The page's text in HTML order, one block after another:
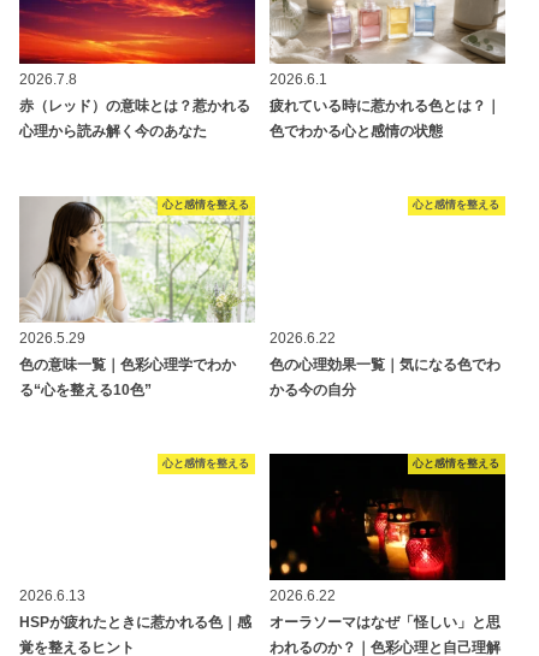
2026.7.8
赤（レッド）の意味とは？惹かれる
心理から読み解く今のあなた
2026.6.1
疲れている時に惹かれる色とは？｜
色でわかる心と感情の状態
心と感情を整える
2026.5.29
色の意味一覧｜色彩心理学でわか
る“心を整える10色”
心と感情を整える
2026.6.22
色の心理効果一覧｜気になる色でわ
かる今の自分
心と感情を整える
2026.6.13
HSPが疲れたときに惹かれる色｜感
覚を整えるヒント
心と感情を整える
2026.6.22
オーラソーマはなぜ「怪しい」と思
われるのか？｜色彩心理と自己理解